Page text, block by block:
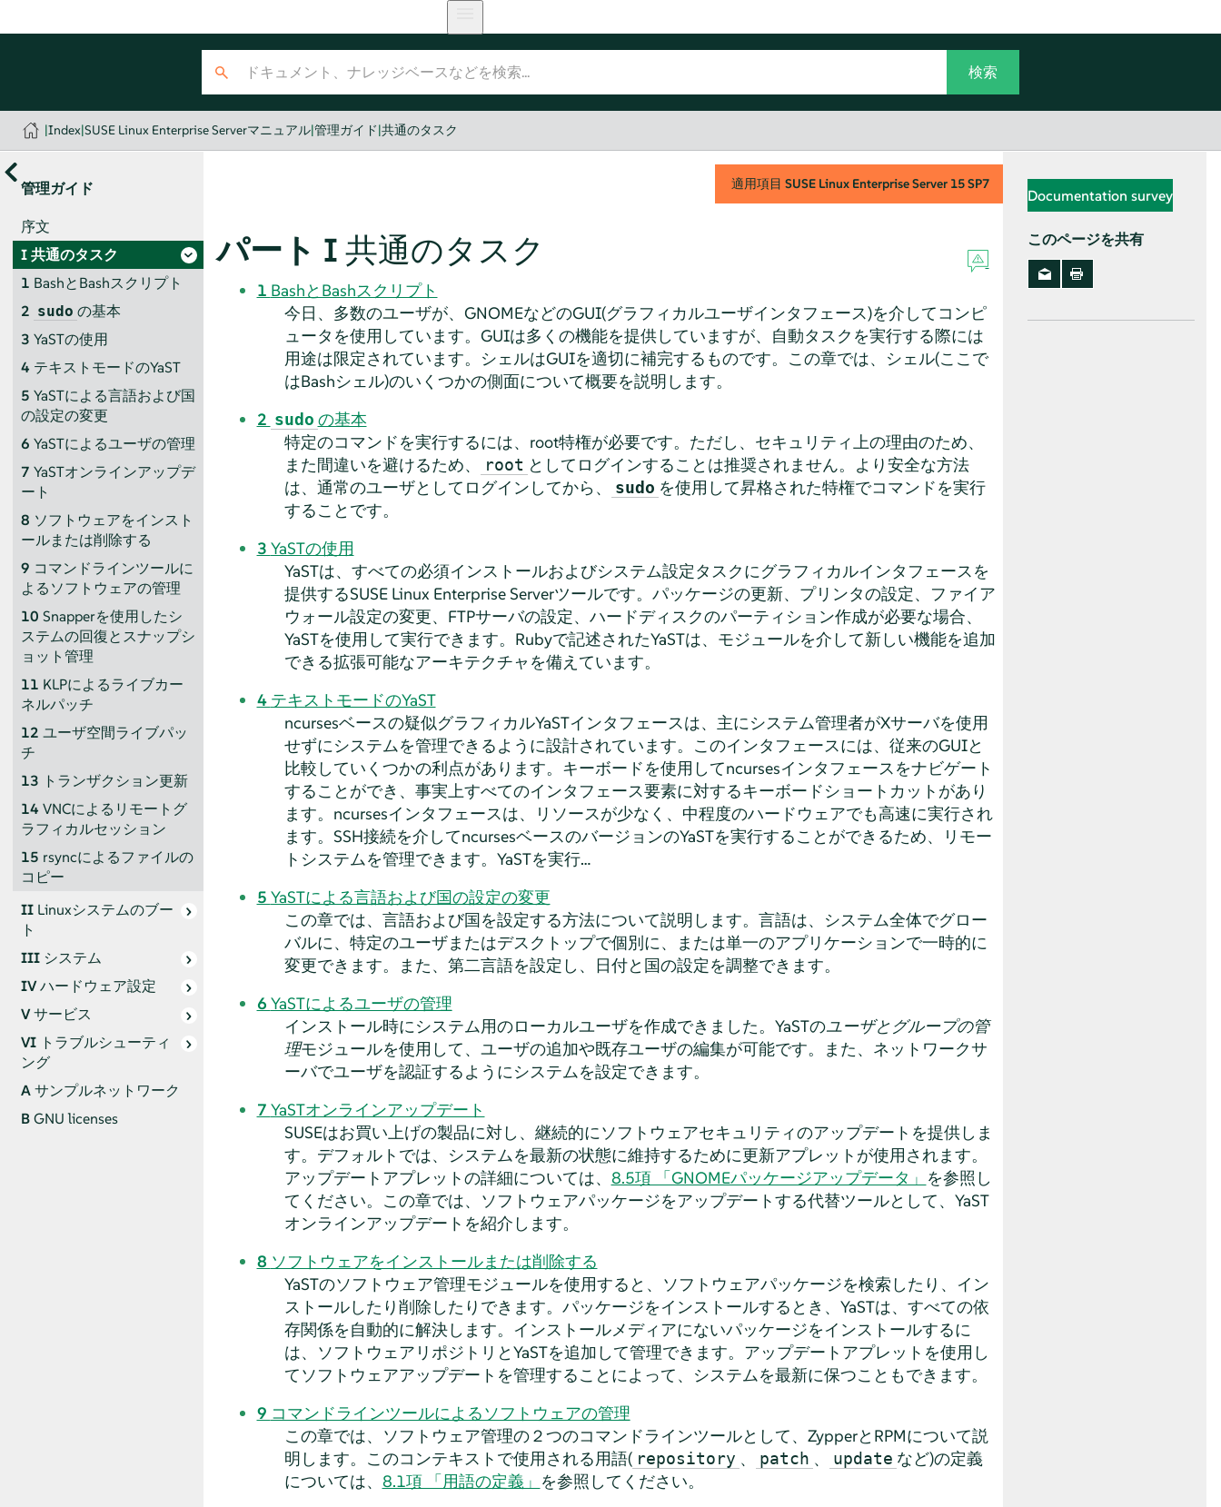
|Index|SUSE Linux Enterprise Serverマニュアル|管理ガイド|共通のタスク
管理ガイド
序文
I共通のタスク
1 BashとBashスクリプト
2 sudo の基本
3 YaSTの使用
4 テキストモードのYaST
5 YaSTによる言語および国
の設定の変更
6 YaSTによるユーザの管理
7 YaSTオンラインアップデ
ート
8 ソフトウェアをインスト
ールまたは削除する
9 コマンドラインツールに
よるソフトウェアの管理
10 Snapperを使用したシ
ステムの回復とスナップシ
ョット管理
11 KLPによるライブカー
ネルパッチ
12 ユーザ空間ライブパッ
チ
13 トランザクション更新
14 VNCによるリモートグ
ラフィカルセッション
15 rsyncによるファイルの
コピー
II Linuxシステムのブー
ト
III システム
IVハードウェア設定
Vサービス
VI トラブルシューティ
ング
Aサンプルネットワーク
BGNU licenses
適用項目 SUSE Linux Enterprise Server 15 SP7
パート I 共通のタスク
1 BashとBashスクリプト
今日、多数のユーザが、GNOMEなどのGUI(グラフィカルユーザインタフェース)を介してコンピ
ュータを使用しています。GUIは多くの機能を提供していますが、自動タスクを実行する際には
用途は限定されています。シェルはGUIを適切に補完するものです。この章では、シェル(ここで
はBashシェル)のいくつかの側面について概要を説明します。
2 sudo の基本
特定のコマンドを実行するには、root特権が必要です。ただし、セキュリティ上の理由のため、
また間違いを避けるため、
root としてログインすることは推奨されません。より安全な方法
は、通常のユーザとしてログインしてから、
sudo を使用して昇格された特権でコマンドを実行
することです。
3 YaSTの使用
YaSTは、すべての必須インストールおよびシステム設定タスクにグラフィカルインタフェースを
提供するSUSE Linux Enterprise Serverツールです。パッケージの更新、プリンタの設定、ファイア
ウォール設定の変更、FTPサーバの設定、ハードディスクのパーティション作成が必要な場合、
YaSTを使用して実行できます。Rubyで記述されたYaSTは、モジュールを介して新しい機能を追加
できる拡張可能なアーキテクチャを備えています。
4 テキストモードのYaST
ncursesベースの疑似グラフィカルYaSTインタフェースは、主にシステム管理者がXサーバを使用
せずにシステムを管理できるように設計されています。このインタフェースには、従来のGUIと
比較していくつかの利点があります。キーボードを使用してncursesインタフェースをナビゲート
することができ、事実上すべてのインタフェース要素に対するキーボードショートカットがあり
ます。ncursesインタフェースは、リソースが少なく、中程度のハードウェアでも高速に実行され
ます。SSH接続を介してncursesベースのバージョンのYaSTを実行することができるため、リモー
トシステムを管理できます。YaSTを実行…
5 YaSTによる言語および国の設定の変更
この章では、言語および国を設定する方法について説明します。言語は、システム全体でグロー
バルに、特定のユーザまたはデスクトップで個別に、または単一のアプリケーションで一時的に
変更できます。また、第二言語を設定し、日付と国の設定を調整できます。
6 YaSTによるユーザの管理
インストール時にシステム用のローカルユーザを作成できました。YaSTのユーザとグループの管
理モジュールを使用して、ユーザの追加や既存ユーザの編集が可能です。また、ネットワークサ
ーバでユーザを認証するようにシステムを設定できます。
7 YaSTオンラインアップデート
SUSEはお買い上げの製品に対し、継続的にソフトウェアセキュリティのアップデートを提供しま
す。デフォルトでは、システムを最新の状態に維持するために更新アプレットが使用されます。
アップデートアプレットの詳細については、 8.5項 「GNOMEパッケージアップデータ」 を参照し
てください。この章では、ソフトウェアパッケージをアップデートする代替ツールとして、YaST
オンラインアップデートを紹介します。
8 ソフトウェアをインストールまたは削除する
YaSTのソフトウェア管理モジュールを使用すると、ソフトウェアパッケージを検索したり、イン
ストールしたり削除したりできます。パッケージをインストールするとき、YaSTは、すべての依
存関係を自動的に解決します。インストールメディアにないパッケージをインストールするに
は、ソフトウェアリポジトリとYaSTを追加して管理できます。アップデートアプレットを使用し
てソフトウェアアップデートを管理することによって、システムを最新に保つこともできます。
9 コマンドラインツールによるソフトウェアの管理
この章では、ソフトウェア管理の２つのコマンドラインツールとして、ZypperとRPMについて説
明します。このコンテキストで使用される用語( repository 、 patch 、 update など)の定義
については、 8.1項 「用語の定義」 を参照してください。
Documentation survey
このページを共有